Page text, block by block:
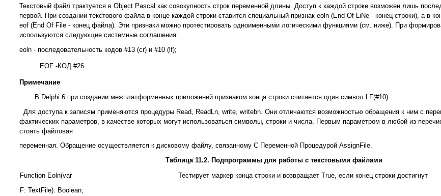
Текстовый файл трактуется в Object Pascal как совокупность строк переменной длины. Доступ к каждой строке возможен лишь
первой. При создании текстового файла в конце каждой строки ставится специальный признак eoln (End Of LiNe - конец строки), а в
eof (End Of File - конец файла). Эти признаки можно протестировать одноименными логическими функциями (см. ниже). При
используются следующие системные соглашения:
eoln - последовательность кодов #13 (cr) и #10 (lf);
EOF -КОД #26.
Примечание
В Delphi 6 при создании межплатформенных приложений признаком конца строки считается один символ LF(#10)
Для доступа к записям применяются процедуры Read, ReadLn, write, writebn. Они отличаются возможностью обращения к ним с
фактических параметров, в качестве которых могут использоваться символы, строки и числа. Первым параметром в любой из
стоять файловая
переменная. Обращение осуществляется к дисковому файлу, связанному С Переменной Процедурой AssignFile.
Таблица 11.2. Подпрограммы для работы с текстовыми файлами
Function Eoln(var
F: TextFile): Boolean;
Тестирует маркер конца строки и возвращает True, если конец строки достигнут